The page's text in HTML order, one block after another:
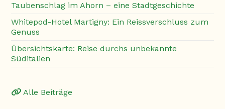
Taubenschlag im Ahorn – eine Stadtgeschichte
Whitepod-Hotel Martigny: Ein Reissverschluss zum
Genuss
Übersichtskarte: Reise durchs unbekannte
Süditalien
Alle Beiträge